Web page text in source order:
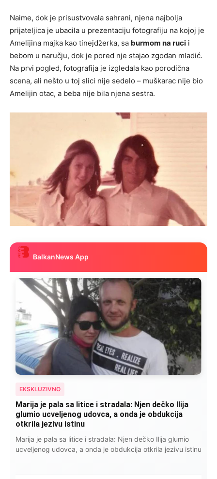
Naime, dok je prisustvovala sahrani, njena najbolja
prijateljica je ubacila u prezentaciju fotografiju na kojoj je
Amelijina majka kao tinejdžerka, sa burmom na ruci i
bebom u naručju, dok je pored nje stajao zgodan mladić.
Na prvi pogled, fotografija je izgledala kao porodična
scena, ali nešto u toj slici nije sedelo – muškarac nije bio
Amelijin otac, a beba nije bila njena sestra.
BalkanNews App
EKSKLUZIVNO
Marija je pala sa litice i stradala: Njen dečko Ilija
glumio ucveljenog udovca, a onda je obdukcija
otkrila jezivu istinu
Marija je pala sa litice i stradala: Njen dečko Ilija glumio
ucveljenog udovca, a onda je obdukcija otkrila jezivu istinu